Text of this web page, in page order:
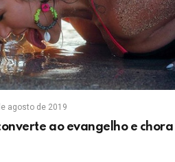
agosto de 2019
ao evangelho e chora